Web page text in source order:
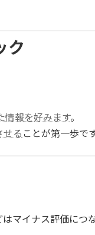
ク
情報を好みます。
せる ことが第一歩です
マイナス評価につ